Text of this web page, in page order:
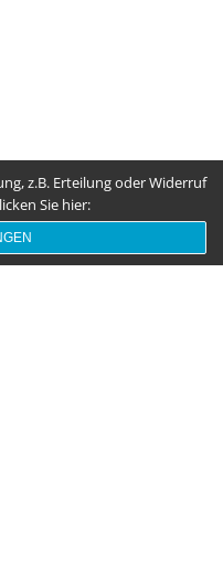
z.B. Erteilung oder Widerruf
Sie hier: